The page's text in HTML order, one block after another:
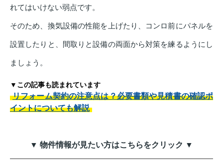
れてはいけない弱点です。
そのため、換気設備の性能を上げたり、コンロ前にパネルを
設置したりと、間取りと設備の両面から対策を練るようにし
ましょう。
▼この記事も読まれています
リフォーム契約の注意点は？必要書類や見積書の確認ポ
イントについても解説
▼ 物件情報が見たい方はこちらをクリック ▼